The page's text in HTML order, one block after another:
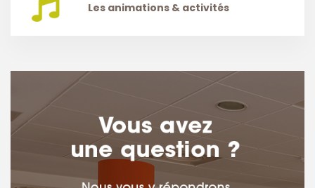
Les animations & activités